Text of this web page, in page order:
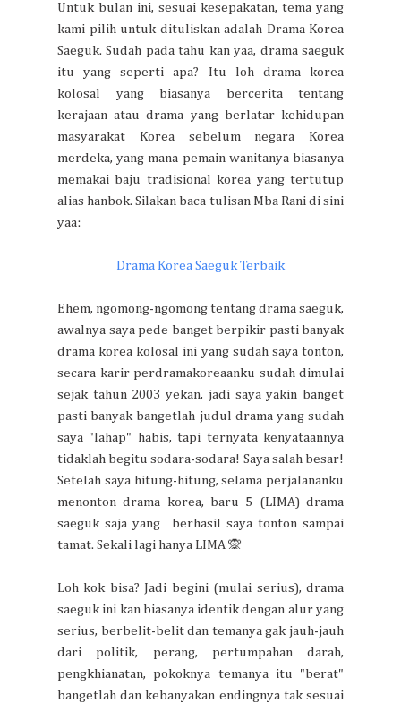
Untuk bulan ini, sesuai kesepakatan, tema yang
kami pilih untuk dituliskan adalah Drama Korea
Saeguk. Sudah pada tahu kan yaa, drama saeguk
itu yang seperti apa? Itu loh drama korea
kolosal yang biasanya bercerita tentang
kerajaan atau drama yang berlatar kehidupan
masyarakat Korea sebelum negara Korea
merdeka, yang mana pemain wanitanya biasanya
memakai baju tradisional korea yang tertutup
alias hanbok. Silakan baca tulisan Mba Rani di sini
yaa:
Drama Korea SaegukTerbaik
Ehem, ngomong-ngomong tentang drama saeguk,
awalnya saya pede banget berpikir pasti banyak
drama korea kolosal ini yang sudah saya tonton,
secara karir perdramakoreaanku sudah dimulai
sejak tahun 2003 yekan, jadi saya yakin banget
pasti banyak bangetlah judul drama yang sudah
saya "lahap" habis, tapi ternyata kenyataannya
tidaklah begitu sodara-sodara! Saya salah besar!
Setelah saya hitung-hitung, selama perjalananku
menonton drama korea, baru 5 (LIMA) drama
saeguk saja yang berhasil saya tonton sampai
tamat. Sekali lagi hanya LIMA 🙊
Loh kok bisa? Jadi begini (mulai serius), drama
saeguk ini kan biasanya identik dengan alur yang
serius, berbelit-belit dan temanya gak jauh-jauh
dari politik, perang, pertumpahan darah,
pengkhianatan, pokoknya temanya itu "berat"
bangetlah dan kebanyakan endingnya tak sesuai